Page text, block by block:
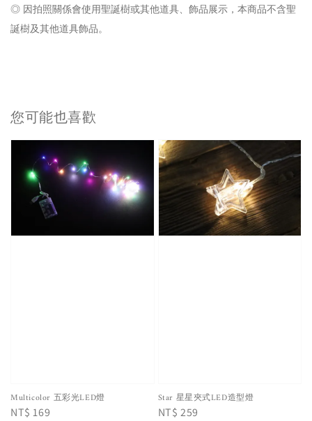
◎ 因拍照關係會使用聖誕樹或其他道具、飾品展示，本商品不含聖
誕樹及其他道具飾品。
您可能也喜歡
Multicolor 五彩光LED燈
Regular
NT$ 169
Star 星星夾式LED造型燈
Regular
NT$ 259